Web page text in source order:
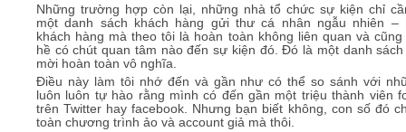
Những trường hợp còn lại, những nhà tổ chức sự kiện chỉ
một danh sách khách hàng gửi thư cá nhân ngẫu nhiên –
khách hàng mà theo tôi là hoàn toàn không liên quan và cũng
hề có chút quan tâm nào đến sự kiện đó. Đó là một danh sách
mời hoàn toàn vô nghĩa.
Điều này làm tôi nhớ đến và gần như có thể so sánh với
luôn luôn tự hào rằng mình có đến gần một triệu thành viên
trên Twitter hay facebook. Nhưng bạn biết không, con số đó
toàn chương trình ảo và account giả mà thôi.